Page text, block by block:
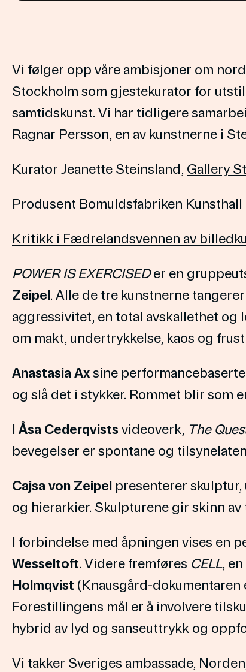
Vi følger opp våre ambisjoner om
Stockholm som gjestekurator for
samtidskunst. Vi har tidligere
Ragnar Persson, en av kunstnerne i
Kurator Jeanette Steinsland, Gallery
Produsent Bomuldsfabriken Kunsthall
Kritikk i Fædrelandsvennen av
POWER IS EXERCISEDer en
Zeipel. Alle de tre kunstnerne
aggressivitet, en total avskallethet og
om makt, undertrykkelse, kaos og
Anastasia Axsine
og slå det i stykker. Rommet blir som
I Åsa Cederqvists videoverk, The
bevegelser er spontane og
Cajsa von Zeipel presenterer
og hierarkier. Skulpturene gir skinn
I forbindelse med åpningen vises en
Wesseltoft. Videre fremføres CELL,
Holmqvist (Knausgård-dokumentaren
Forestillingens mål er å involvere
hybrid av lyd og sanseuttrykk og
Vi takker Sveriges ambassade,